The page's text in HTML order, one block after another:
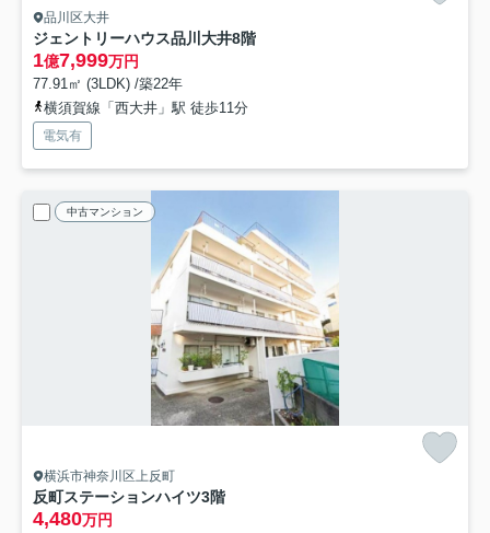
品川区大井
ジェントリーハウス品川大井8階
1億7,999万円
77.91㎡ (3LDK) /築22年
横須賀線「西大井」駅 徒歩11分
電気有
中古マンション
横浜市神奈川区上反町
反町ステーションハイツ3階
4,480万円